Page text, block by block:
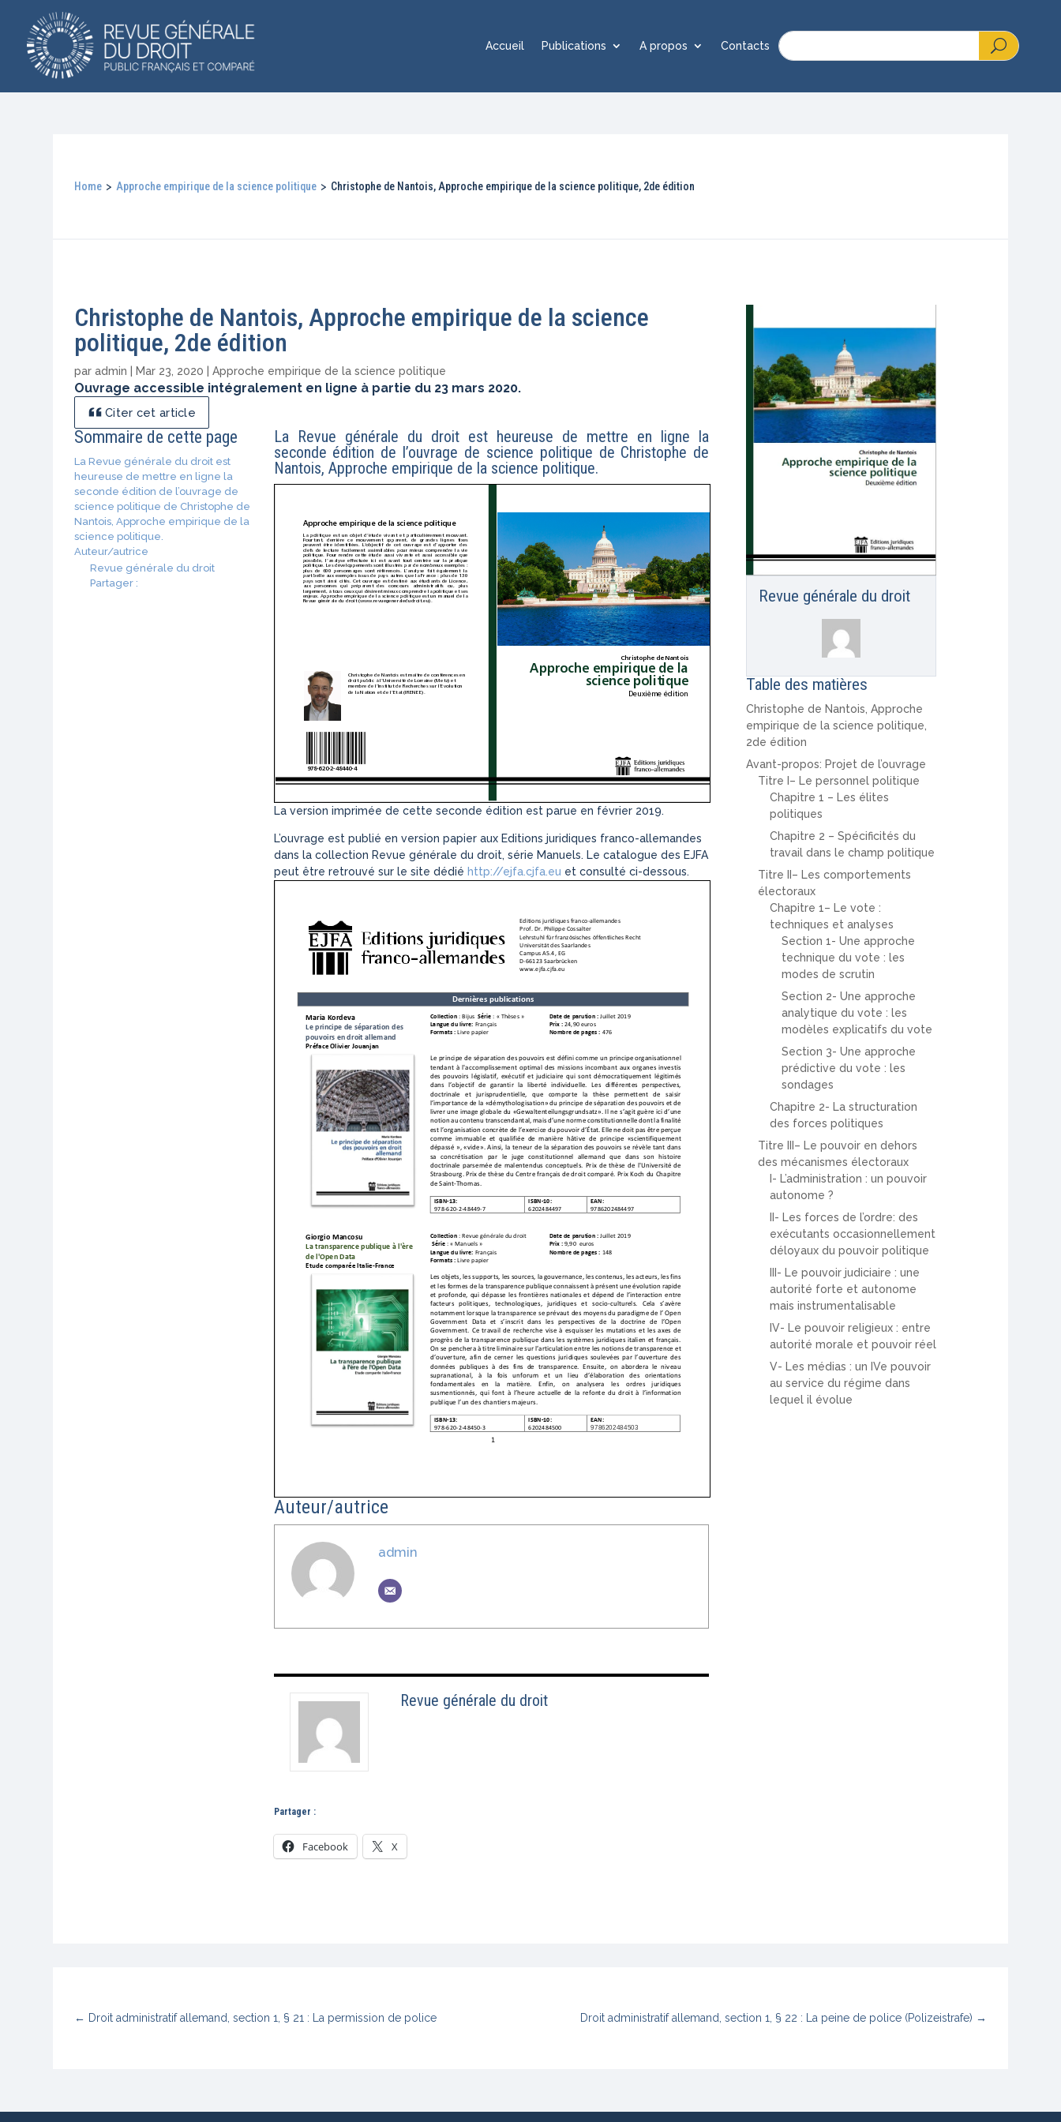
Accueil Publications A propos Contacts
Home > Approche empirique de la science politique > Christophe de Nantois, Approche empirique de la science politique, 2de édition
Christophe de Nantois, Approche empirique de la science
politique, 2de édition
paradmin Mar 23, 2020 |Approche empirique de la science politique
Ouvrage accessible intégralement en ligne à partie du 23 mars 2020.
Citer cet article
Sommaire de cette page
La Revue générale du droit est
heureuse de mettre en ligne la
seconde édition de l’ouvrage de
science politique de Christophe de
Nantois, Approche empirique de la
science politique.
Auteur/autrice
Revue générale du droit
Partager :
La Revue générale du droit est heureuse de mettre en ligne la
seconde édition de l’ouvrage de science politique de Christophe de
Nantois, Approche empirique de la science politique.
La version imprimée de cette seconde édition est parue en février 2019.
L’ouvrage est publié en version papier aux Editions juridiques franco-allemandes
dans la collection Revue générale du droit, série Manuels. Le catalogue des EJFA
peut être retrouvé sur le site dédié http://ejfa.cjfa.eu et consulté ci-dessous.
Auteur/autrice
admin
Revue générale du droit
Partager :
Facebook X
Revue générale du droit
Table des matières
Christophe de Nantois, Approche
empirique de la science politique,
2de édition
Avant-propos: Projet de l’ouvrage
Titre I– Le personnel politique
Chapitre 1 – Les élites
politiques
Chapitre 2 – Spécificités du
travail dans le champ politique
Titre II– Les comportements
électoraux
Chapitre 1– Le vote :
techniques et analyses
Section 1- Une approche
technique du vote : les
modes de scrutin
Section 2- Une approche
analytique du vote : les
modèles explicatifs du vote
Section 3- Une approche
prédictive du vote : les
sondages
Chapitre 2- La structuration
des forces politiques
Titre III– Le pouvoir en dehors
des mécanismes électoraux
I- L’administration : un pouvoir
autonome ?
II- Les forces de l’ordre: des
exécutants occasionnellement
déloyaux du pouvoir politique
III- Le pouvoir judiciaire : une
autorité forte et autonome
mais instrumentalisable
IV- Le pouvoir religieux : entre
autorité morale et pouvoir réel
V- Les médias : un IVe pouvoir
au service du régime dans
lequel il évolue
← Droit administratif allemand, section 1, § 21 : La permission de police Droit administratif allemand, section 1, § 22 : La peine de police (Polizeistrafe) →